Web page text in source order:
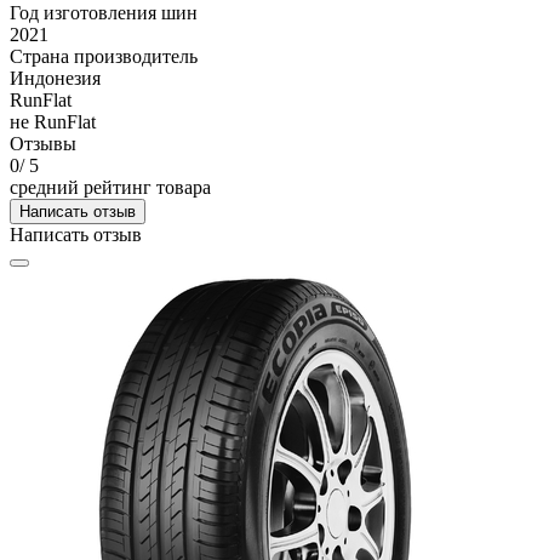
Год изготовления шин
2021
Страна производитель
Индонезия
RunFlat
не RunFlat
Отзывы
0/ 5
средний рейтинг товара
Написать отзыв
Написать отзыв